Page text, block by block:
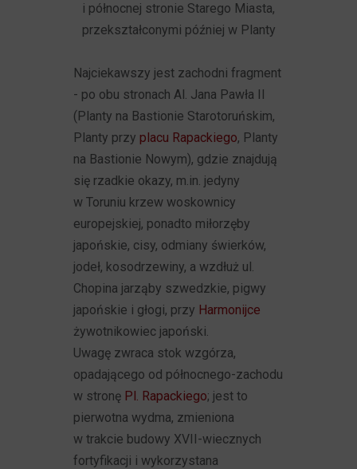
i północnej stronie Starego Miasta,
przekształconymi później w Planty
Najciekawszy jest zachodni fragment
- po obu stronach Al. Jana Pawła II
(Planty na Bastionie Starotoruńskim,
Planty przy placu Rapackiego, Planty
na Bastionie Nowym), gdzie znajdują
się rzadkie okazy, m.in. jedyny
w Toruniu krzew woskownicy
europejskiej, ponadto miłorzęby
japońskie, cisy, odmiany świerków,
jodeł, kosodrzewiny, a wzdłuż ul.
Chopina jarząby szwedzkie, pigwy
japońskie i głogi, przy Harmonijce
żywotnikowiec japoński.
Uwagę zwraca stok wzgórza,
opadającego od północnego-zachodu
w stronę Pl. Rapackiego; jest to
pierwotna wydma, zmieniona
w trakcie budowy XVII-wiecznych
fortyfikacji i wykorzystana